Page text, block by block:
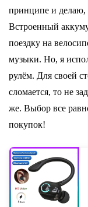
принципе и делаю,
Встроенный
поездку на
музыки. Но, я
рулём. Для своей
сломается, то не
же. Выбор все
покупок!